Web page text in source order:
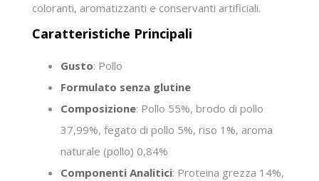
coloranti, aromatizzanti e conservanti artificiali.
Caratteristiche Principali
Gusto: Pollo
Formulato senza glutine
Composizione: Pollo 55%, brodo di pollo
37,99%, fegato di pollo 5%, riso 1%, aroma
naturale (pollo) 0,84%
Componenti Analitici: Proteina grezza 14%,